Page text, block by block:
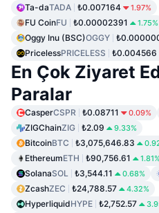
Ta-daTADA ₺0.007164 1.97%
FU CoinFU ₺0.00002391 1.75%
Oggy Inu (BSC)OGGY
PricelessPRICELESS ₺0.004566
En Çok Ziyaret
Paralar
CasperCSPR ₺0.08711 0.09%
ZIGChainZIG ₺2.09 9.33%
BitcoinBTC ₺3,075,646.83
EthereumETH ₺90,756.61
SolanaSOL ₺3,544.11 0.68%
ZcashZEC ₺24,788.57 4.32%
HyperliquidHYPE ₺2,752.57